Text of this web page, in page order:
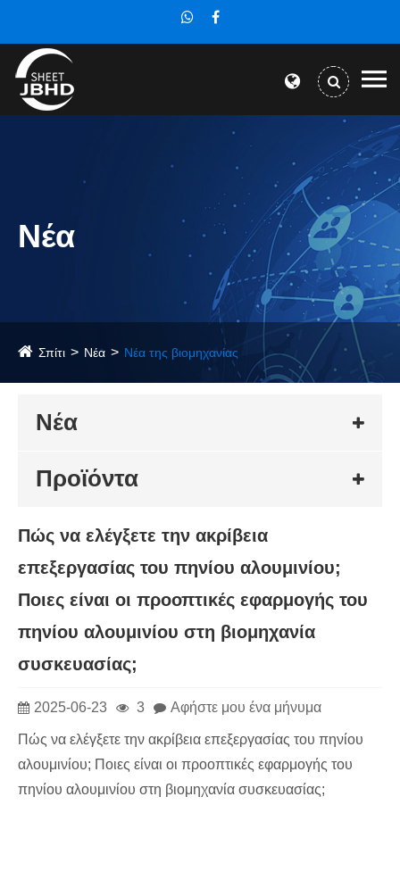
Νέα
Σπίτι Νέα Νέα της βιομηχανίας
Νέα
Προϊόντα
Πώς να ελέγξετε την ακρίβεια
επεξεργασίας του πηνίου αλουμινίου;
Ποιες είναι οι προοπτικές εφαρμογής του
πηνίου αλουμινίου στη βιομηχανία
συσκευασίας;
2025-06-23 3 Αφήστε μου ένα μήνυμα
Πώς να ελέγξετε την ακρίβεια επεξεργασίας του πηνίου
αλουμινίου; Ποιες είναι οι προοπτικές εφαρμογής του
πηνίου αλουμινίου στη βιομηχανία συσκευασίας;